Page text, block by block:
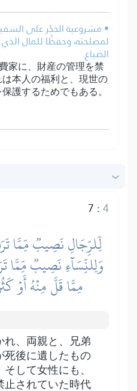
• مشروعية الحَجْر على
لمصلحته، وحفظًا للمال
الضياع.
家に、財産の管理を禁
本人の福利と、現世の
護するためでもある。
7 :4
لِّلرِّجَالِ نَصِيبٞ مِّمَّا
وَلِلنِّسَآءِ نَصِيبٞ مِّمَّا
مِمَّا قَلَّ مِنۡهُ أَوۡ
れ、両親と、兄弟
死後に遺したもの
して女性にも、
止されていた時代